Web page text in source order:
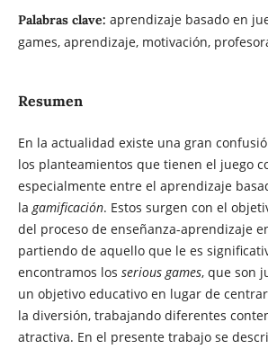
Palabras clave: aprendizaje basado en
games, aprendizaje, motivación,
Resumen
En la actualidad existe una gran
los planteamientos que tienen el juego
especialmente entre el aprendizaje
lagamificación. Estos surgen con el
del proceso de enseñanza-aprendizaje
partiendo de aquello que le es
encontramos los serious games, que son
un objetivo educativo en lugar de
la diversión, trabajando diferentes
atractiva. En el presente trabajo se